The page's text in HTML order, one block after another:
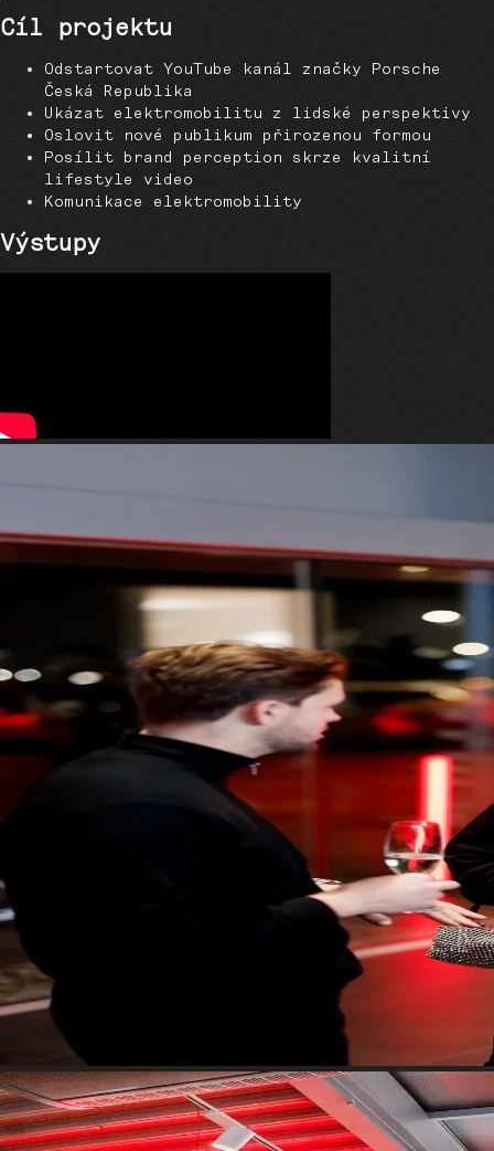
Cíl projektu
Odstartovat YouTube kanál značky Porsche
Česká Republika
Ukázat elektromobilitu z lidské perspektivy
Oslovit nové publikum přirozenou formou
Posílit brand perception skrze kvalitní
lifestyle video
Komunikace elektromobility
Výstupy